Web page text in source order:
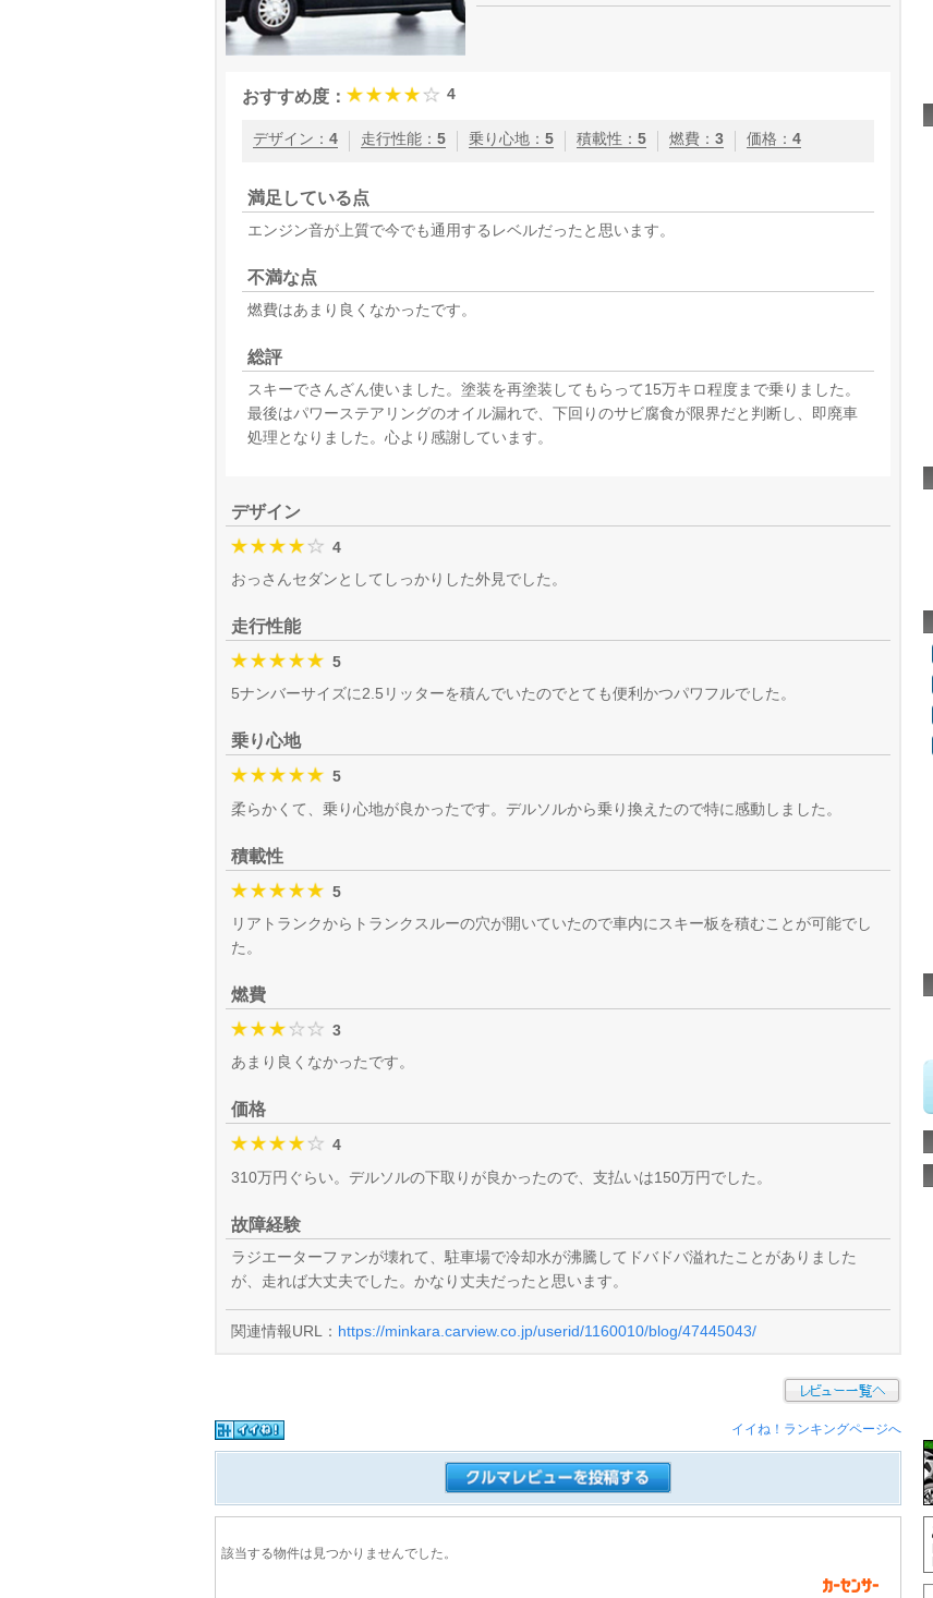
おすすめ度： 4
デザイン ： 4 走行性能 ： 5 乗り心地 ： 5 積載性 ： 5 燃費 ： 3 価格 ： 4
満足している点
エンジン音が上質で今でも通用するレベルだったと思います。
不満な点
燃費はあまり良くなかったです。
総評
スキーでさんざん使いました。塗装を再塗装してもらって15万キロ程度まで乗りました。
最後はパワーステアリングのオイル漏れで、下回りのサビ腐食が限界だと判断し、即廃車
処理となりました。心より感謝しています。
デザイン
4
おっさんセダンとしてしっかりした外見でした。
走行性能
5
5ナンバーサイズに2.5リッターを積んでいたのでとても便利かつパワフルでした。
乗り心地
5
柔らかくて、乗り心地が良かったです。デルソルから乗り換えたので特に感動しました。
積載性
5
リアトランクからトランクスルーの穴が開いていたので車内にスキー板を積むことが可能でし
た。
燃費
3
あまり良くなかったです。
価格
4
310万円ぐらい。デルソルの下取りが良かったので、支払いは150万円でした。
故障経験
ラジエーターファンが壊れて、駐車場で冷却水が沸騰してドバドバ溢れたことがありました
が、走れば大丈夫でした。かなり丈夫だったと思います。
関連情報URL： https://minkara.carview.co.jp/userid/1160010/blog/47445043/
イイね！ランキングページへ
該当する物件は見つかりませんでした。